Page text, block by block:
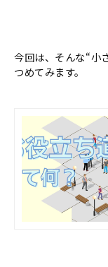
今回は、そんな“小
つめてみます。